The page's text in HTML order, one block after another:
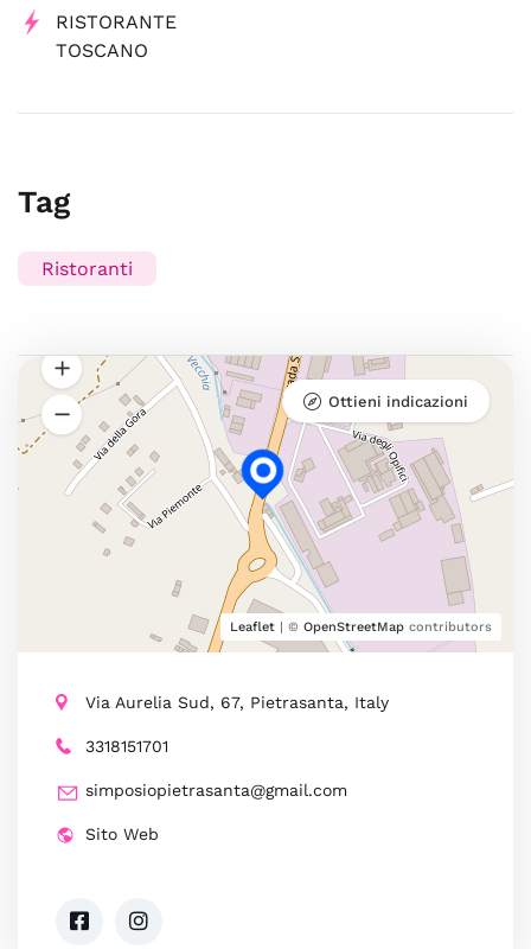
RISTORANTE
TOSCANO
Tag
Ristoranti
Leaflet | © OpenStreetMap contributors
Ottieni indicazioni
Via Aurelia Sud, 67, Pietrasanta, Italy
3318151701
simposiopietrasanta@gmail.com
Sito Web